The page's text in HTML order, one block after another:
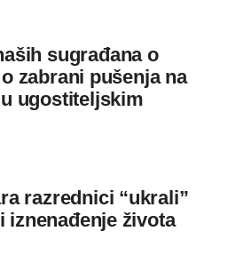
sugrađana o
zabrani pušenja na
ugostiteljskim
razrednici “ukrali”
života